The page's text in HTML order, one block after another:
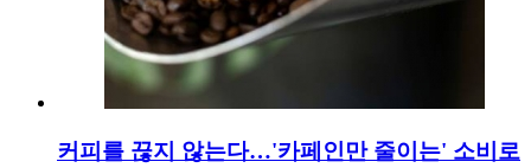
커피를 끊지 않는다…'카페인만 줄이는' 소비로